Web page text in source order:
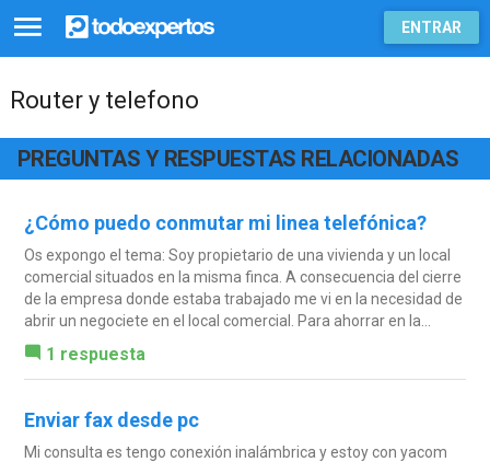
ENTRAR
Router y telefono
PREGUNTAS Y RESPUESTAS RELACIONADAS
¿Cómo puedo conmutar mi linea telefónica?
Os expongo el tema: Soy propietario de una vivienda y un local
comercial situados en la misma finca. A consecuencia del cierre
de la empresa donde estaba trabajado me vi en la necesidad de
abrir un negociete en el local comercial. Para ahorrar en la...
1 respuesta
Enviar fax desde pc
Mi consulta es tengo conexión inalámbrica y estoy con yacom